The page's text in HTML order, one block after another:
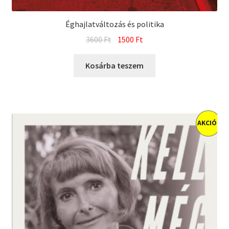
Éghajlatváltozás és politika
3600Ft Original
was:
1500 Ft
is:
Kosárba teszem
AKCIÓ!